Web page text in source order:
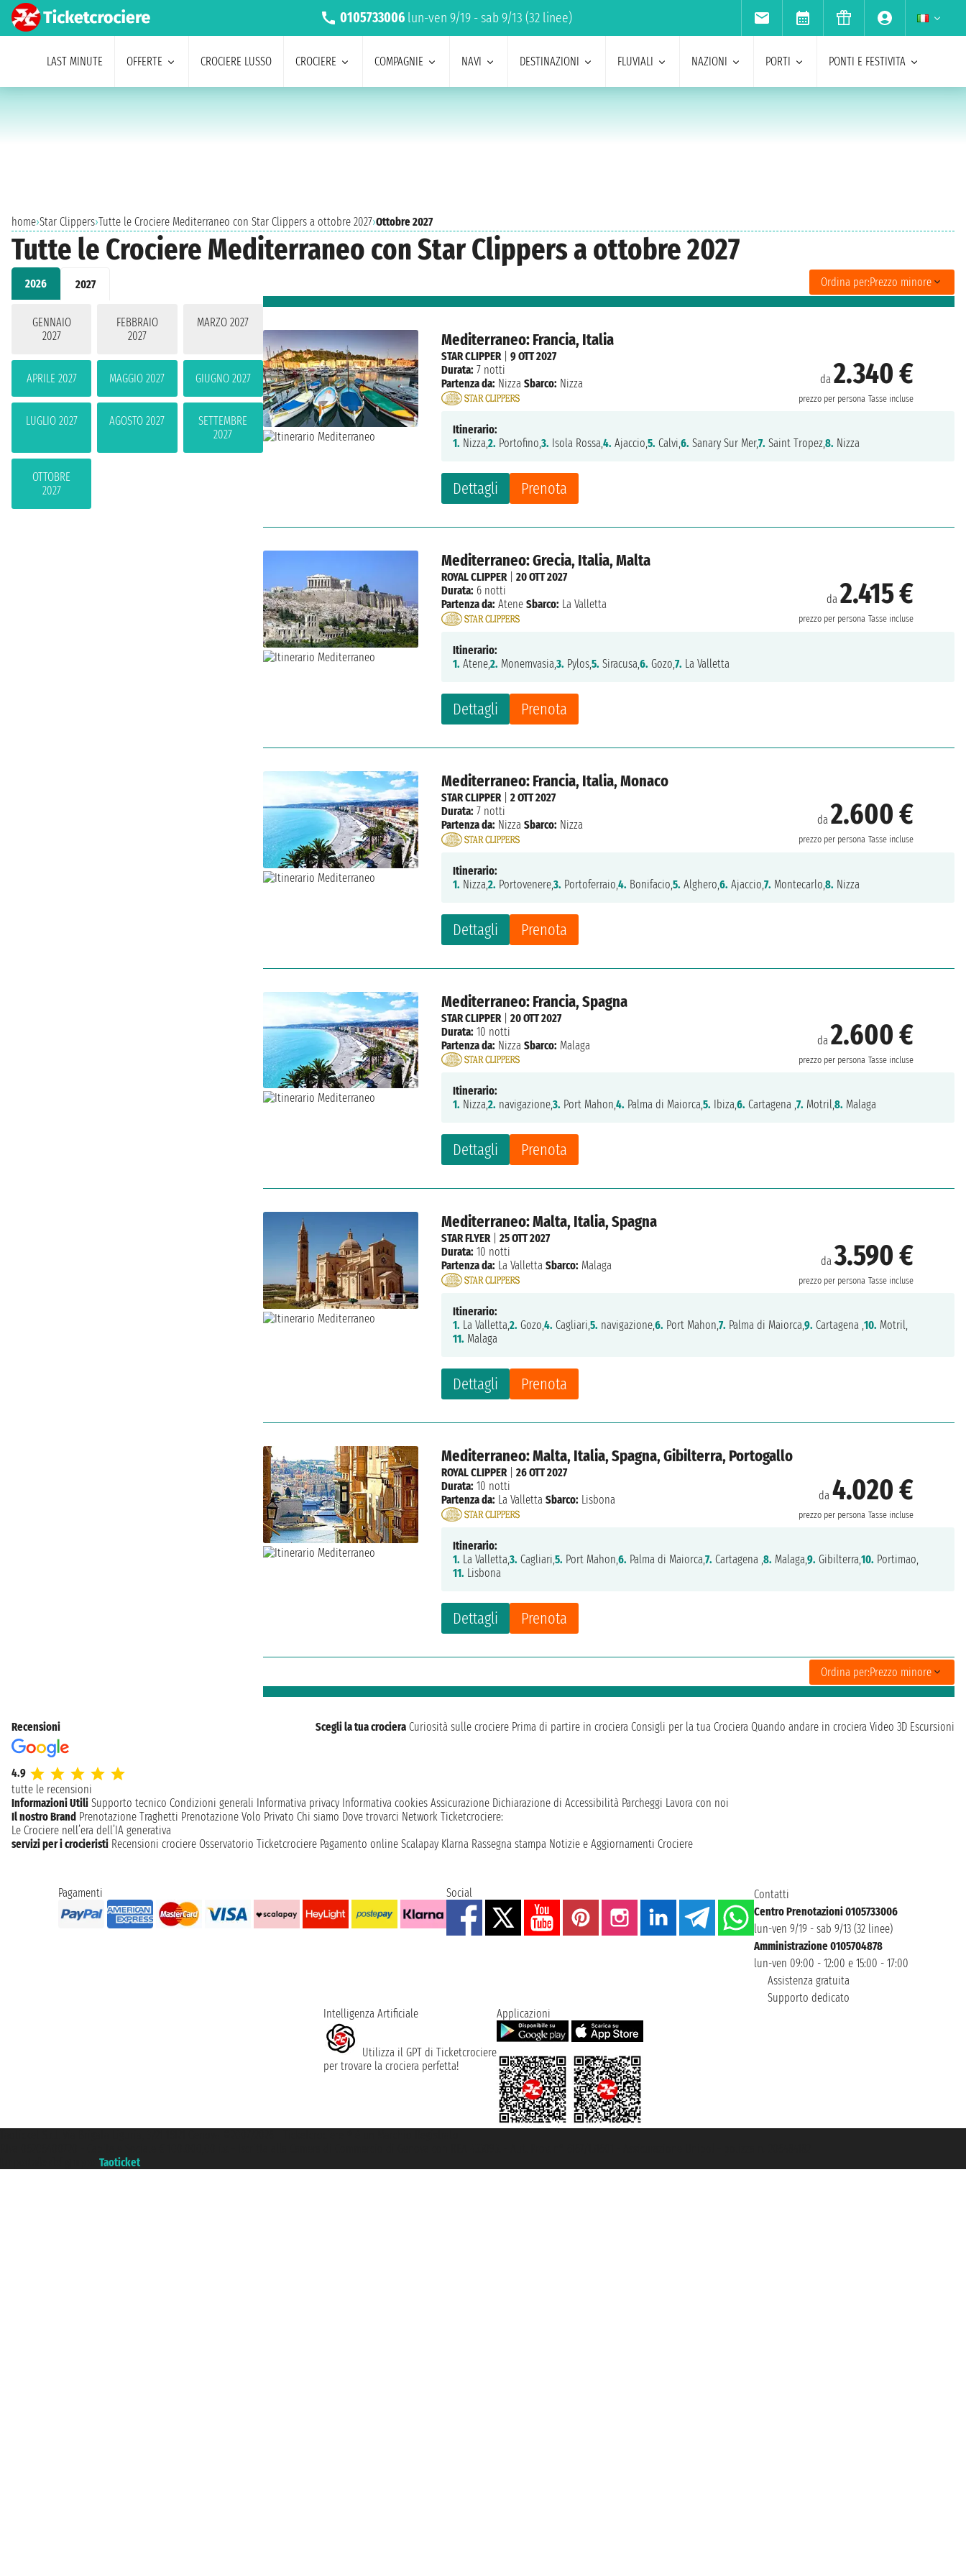
0105733006 lun-ven 9/19 - sab 9/13 (32 linee)
LAST MINUTE OFFERTE CROCIERE LUSSO CROCIERE COMPAGNIE NAVI DESTINAZIONI FLUVIALI NAZIONI PORTI PONTI E FESTIVITA
home›Star Clippers›Tutte le Crociere Mediterraneo con Star Clippers a ottobre 2027›Ottobre 2027
Tutte le Crociere Mediterraneo con Star Clippers a ottobre 2027
2026 2027
GENNAIO
2027
FEBBRAIO
2027
MARZO 2027
APRILE 2027 MAGGIO 2027 GIUGNO 2027
LUGLIO 2027 AGOSTO 2027
SETTEMBRE
2027
OTTOBRE
2027
Ordina per:Prezzo minore
Mediterraneo: Francia, Italia
da2.340 €
prezzo per persona Tasse incluse
Dettagli Prenota
STAR CLIPPER|9 OTT 2027
Durata: 7 notti
Partenza da: Nizza Sbarco: Nizza
Itinerario:
1. Nizza,2. Portofino,3. Isola Rossa,4. Ajaccio,5. Calvi,6. Sanary Sur Mer,7. Saint Tropez,8. Nizza
Mediterraneo: Grecia, Italia, Malta
da2.415 €
prezzo per persona Tasse incluse
Dettagli Prenota
ROYAL CLIPPER|20 OTT 2027
Durata: 6 notti
Partenza da: Atene Sbarco: La Valletta
Itinerario:
1. Atene,2. Monemvasia,3. Pylos,5. Siracusa,6. Gozo,7. La Valletta
Mediterraneo: Francia, Italia, Monaco
da2.600 €
prezzo per persona Tasse incluse
Dettagli Prenota
STAR CLIPPER|2 OTT 2027
Durata: 7 notti
Partenza da: Nizza Sbarco: Nizza
Itinerario:
1. Nizza,2. Portovenere,3. Portoferraio,4. Bonifacio,5. Alghero,6. Ajaccio,7. Montecarlo,8. Nizza
Mediterraneo: Francia, Spagna
da2.600 €
prezzo per persona Tasse incluse
Dettagli Prenota
STAR CLIPPER |20 OTT 2027
Durata: 10 notti
Partenza da: Nizza Sbarco: Malaga
Itinerario:
1. Nizza,2. navigazione,3. Port Mahon,4. Palma di Maiorca,5. Ibiza,6. Cartagena ,7. Motril,8. Malaga
Mediterraneo: Malta, Italia, Spagna
da3.590 €
prezzo per persona Tasse incluse
Dettagli Prenota
STAR FLYER|25 OTT 2027
Durata: 10 notti
Partenza da: La Valletta Sbarco: Malaga
Itinerario:
1. La Valletta,2. Gozo,4. Cagliari,5. navigazione,6. Port Mahon,7. Palma di Maiorca,9. Cartagena ,10. Motril,
11. Malaga
Mediterraneo: Malta, Italia, Spagna, Gibilterra, Portogallo
da4.020 €
prezzo per persona Tasse incluse
Dettagli Prenota
ROYAL CLIPPER|26 OTT 2027
Durata: 10 notti
Partenza da: La Valletta Sbarco: Lisbona
Itinerario:
1. La Valletta,3. Cagliari,5. Port Mahon,6. Palma di Maiorca,7. Cartagena ,8. Malaga,9. Gibilterra,10. Portimao,
11. Lisbona
Ordina per:Prezzo minore
Recensioni
4.9
tutte le recensioni
Scegli la tua crociera Curiosità sulle crociere Prima di partire in crociera Consigli per la tua Crociera Quando andare in crociera Video 3D Escursioni
Informazioni Utili Supporto tecnico Condizioni generali Informativa privacy Informativa cookies Assicurazione Dichiarazione di Accessibilità Parcheggi Lavora con noi
Il nostro Brand Prenotazione Traghetti Prenotazione Volo Privato Chi siamo Dove trovarci Network Ticketcrociere:
Le Crociere nell’era dell’IA generativa
servizi per i crocieristi Recensioni crociere Osservatorio Ticketcrociere Pagamento online Scalapay Klarna Rassegna stampa Notizie e Aggiornamenti Crociere
Pagamenti Social
Contatti
Centro Prenotazioni 0105733006
lun-ven 9/19 - sab 9/13 (32 linee)
Amministrazione 0105704878
lun-ven 09:00 - 12:00 e 15:00 - 17:00
Assistenza gratuita
Supporto dedicato
Intelligenza Artificiale
Utilizza il GPT di Ticketcrociere
per trovare la crociera perfetta!
Applicazioni
Taoticket